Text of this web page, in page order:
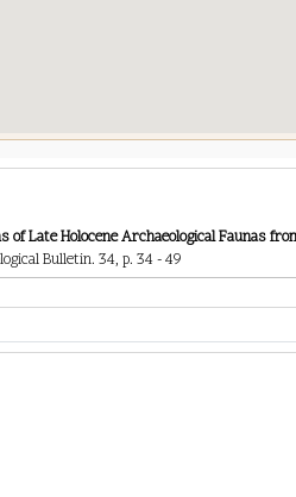
Late Holocene Archaeological Faunas
Bulletin. 34, p. 34 - 49